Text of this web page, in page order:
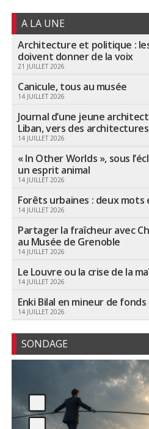
A LA UNE
Architecture et politique :
doivent donner de la voix
21 JUILLET 2026
Canicule, tous au musée
14 JUILLET 2026
Journal d’une jeune
Liban, vers des
14 JUILLET 2026
« In Other Worlds », sous
un esprit animal
14 JUILLET 2026
Forêts urbaines : deux mots
14 JUILLET 2026
Partager la fraîcheur avec
au Musée de Grenoble
14 JUILLET 2026
Le Louvre ou la crise de la
14 JUILLET 2026
Enki Bilal en mineur de fonds
14 JUILLET 2026
SONDAGE